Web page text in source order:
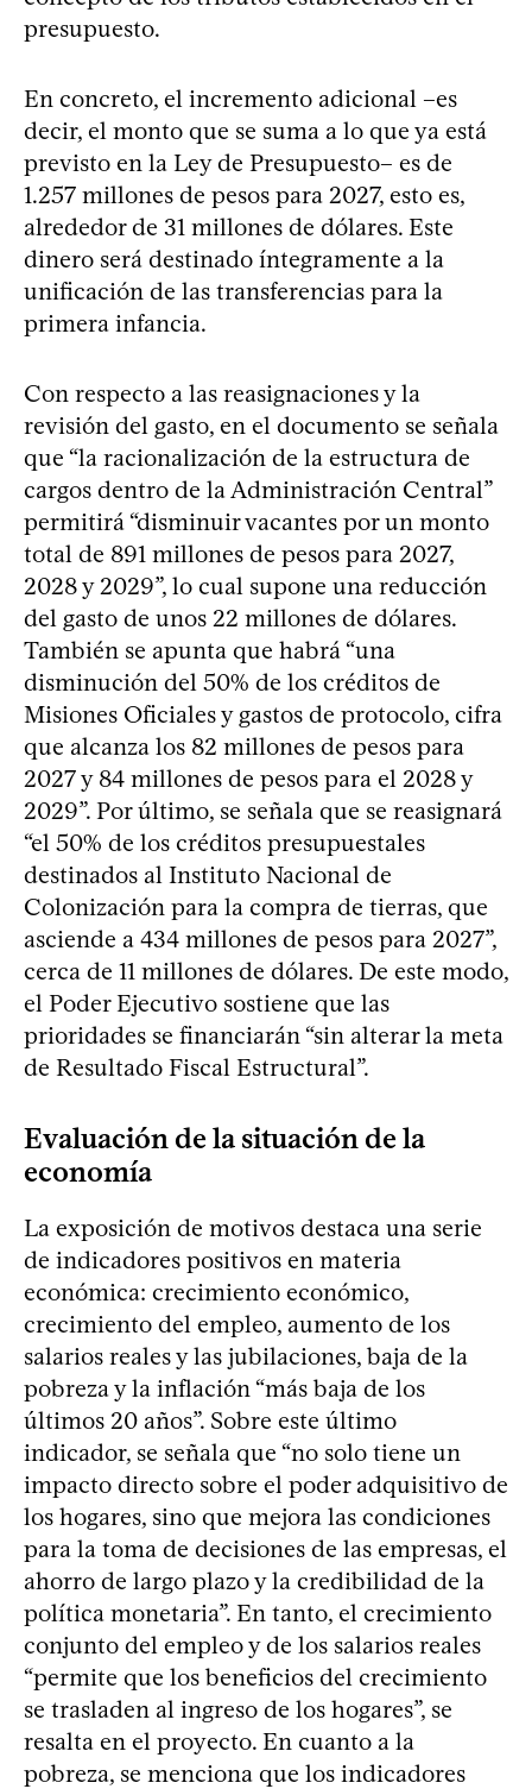
presupuesto.
En concreto, el incremento adicional –es
decir, el monto que se suma a lo que ya está
previsto en la Ley de Presupuesto– es de
1.257 millones de pesos para 2027, esto es,
alrededor de 31 millones de dólares. Este
dinero será destinado íntegramente a la
unificación de las transferencias para la
primera infancia.
Con respecto a las reasignaciones y la
revisión del gasto, en el documento se señala
que “la racionalización de la estructura de
cargos dentro de la Administración Central”
permitirá “disminuir vacantes por un monto
total de 891 millones de pesos para 2027,
2028 y 2029”, lo cual supone una reducción
del gasto de unos 22 millones de dólares.
También se apunta que habrá “una
disminución del 50% de los créditos de
Misiones Oficiales y gastos de protocolo, cifra
que alcanza los 82 millones de pesos para
2027 y 84 millones de pesos para el 2028 y
2029”. Por último, se señala que se reasignará
“el 50% de los créditos presupuestales
destinados al Instituto Nacional de
Colonización para la compra de tierras, que
asciende a 434 millones de pesos para 2027”,
cerca de 11 millones de dólares. De este modo,
el Poder Ejecutivo sostiene que las
prioridades se financiarán “sin alterar la meta
de Resultado Fiscal Estructural”.
Evaluación de la situación de la
economía
La exposición de motivos destaca una serie
de indicadores positivos en materia
económica: crecimiento económico,
crecimiento del empleo, aumento de los
salarios reales y las jubilaciones, baja de la
pobreza y la inflación “más baja de los
últimos 20 años”. Sobre este último
indicador, se señala que “no solo tiene un
impacto directo sobre el poder adquisitivo de
los hogares, sino que mejora las condiciones
para la toma de decisiones de las empresas, el
ahorro de largo plazo y la credibilidad de la
política monetaria”. En tanto, el crecimiento
conjunto del empleo y de los salarios reales
“permite que los beneficios del crecimiento
se trasladen al ingreso de los hogares”, se
resalta en el proyecto. En cuanto a la
pobreza, se menciona que los indicadores